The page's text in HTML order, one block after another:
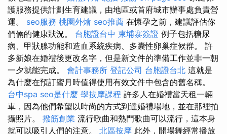
護服務提供計劃生育建議，由地區或首府城市辦事處負責營
運。 seo服務 桃園外燴 seo推薦 在懷孕之前，建議評估你
們倆的健康狀況。 台胞證台中 柬埔寨簽證 例子包括糖尿
病、甲狀腺功能和造血系統疾病、多囊性卵巢症候群。 許
多新娘在婚禮後更改名字，但是新文件的準備工作並非一朝
一夕就能完成。 會計事務所 登記公司 台胞證台北 這就是
為什麼在預訂蜜月時值得使用有效文件中包含的舊名稱。
台中spa seo是什麼 學按摩課程 許多人在婚禮當天租一輛
車，因為他們希望以時尚的方式到達婚禮場地，並在那裡拍
攝照片。 撥筋創業 流行歌曲和熱門歌曲可以流行，這本身
就可以吸引人們的注意。 北區按摩 此外，開場舞經常播放